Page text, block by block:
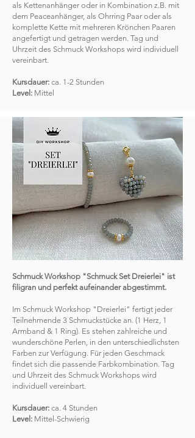
als Kettenanhänger oder in Kombination z.B. mit
dem Peaceanhänger, als Ohrring Paar oder als
komplette Kette mit mehreren Krönchen Paaren
angefertigt und getragen werden. Tag und
Uhrzeit des Schmuck Workshops wird individuell
vereinbart.
Kursdauer: ca. 1-2 Stunden
Level: Mittel
Schmuck Workshop "Schmuck Set Dreierlei" ist
filigran und perfekt aufeinander abgestimmt.
Im Schmuck Workshop "Dreierlei" fertigt jeder
Teilnehmende 3 Schmuckstücke an. (1 Herz, 1
Armband & 1 Ring). Es stehen zahlreiche und
wunderschöne Perlen, in den unterschiedlichsten
Farben zur Verfügung. Für jeden Geschmack
findet sich die passende Farbkombination. Tag
und Uhrzeit des Schmuck Workshops wird
individuell vereinbart.
Kursdauer: ca. 4 Stunden
Level: Mittel-Schwierig